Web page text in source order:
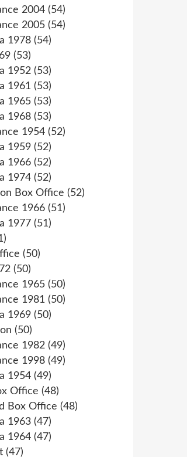
2004 (54)
2005 (54)
1978 (54)
(53)
1952 (53)
1961 (53)
1965 (53)
1968 (53)
1954 (52)
1959 (52)
1966 (52)
1974 (52)
Box Office (52)
1966 (51)
1977 (51)
(50)
(50)
1965 (50)
1981 (50)
1969 (50)
(50)
1982 (49)
1998 (49)
1954 (49)
Office (48)
Box Office (48)
1963 (47)
1964 (47)
(47)